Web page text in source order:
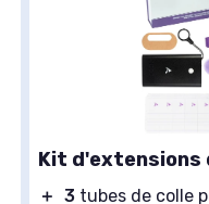
Kit d'extensions
＋ 3 tubes de colle